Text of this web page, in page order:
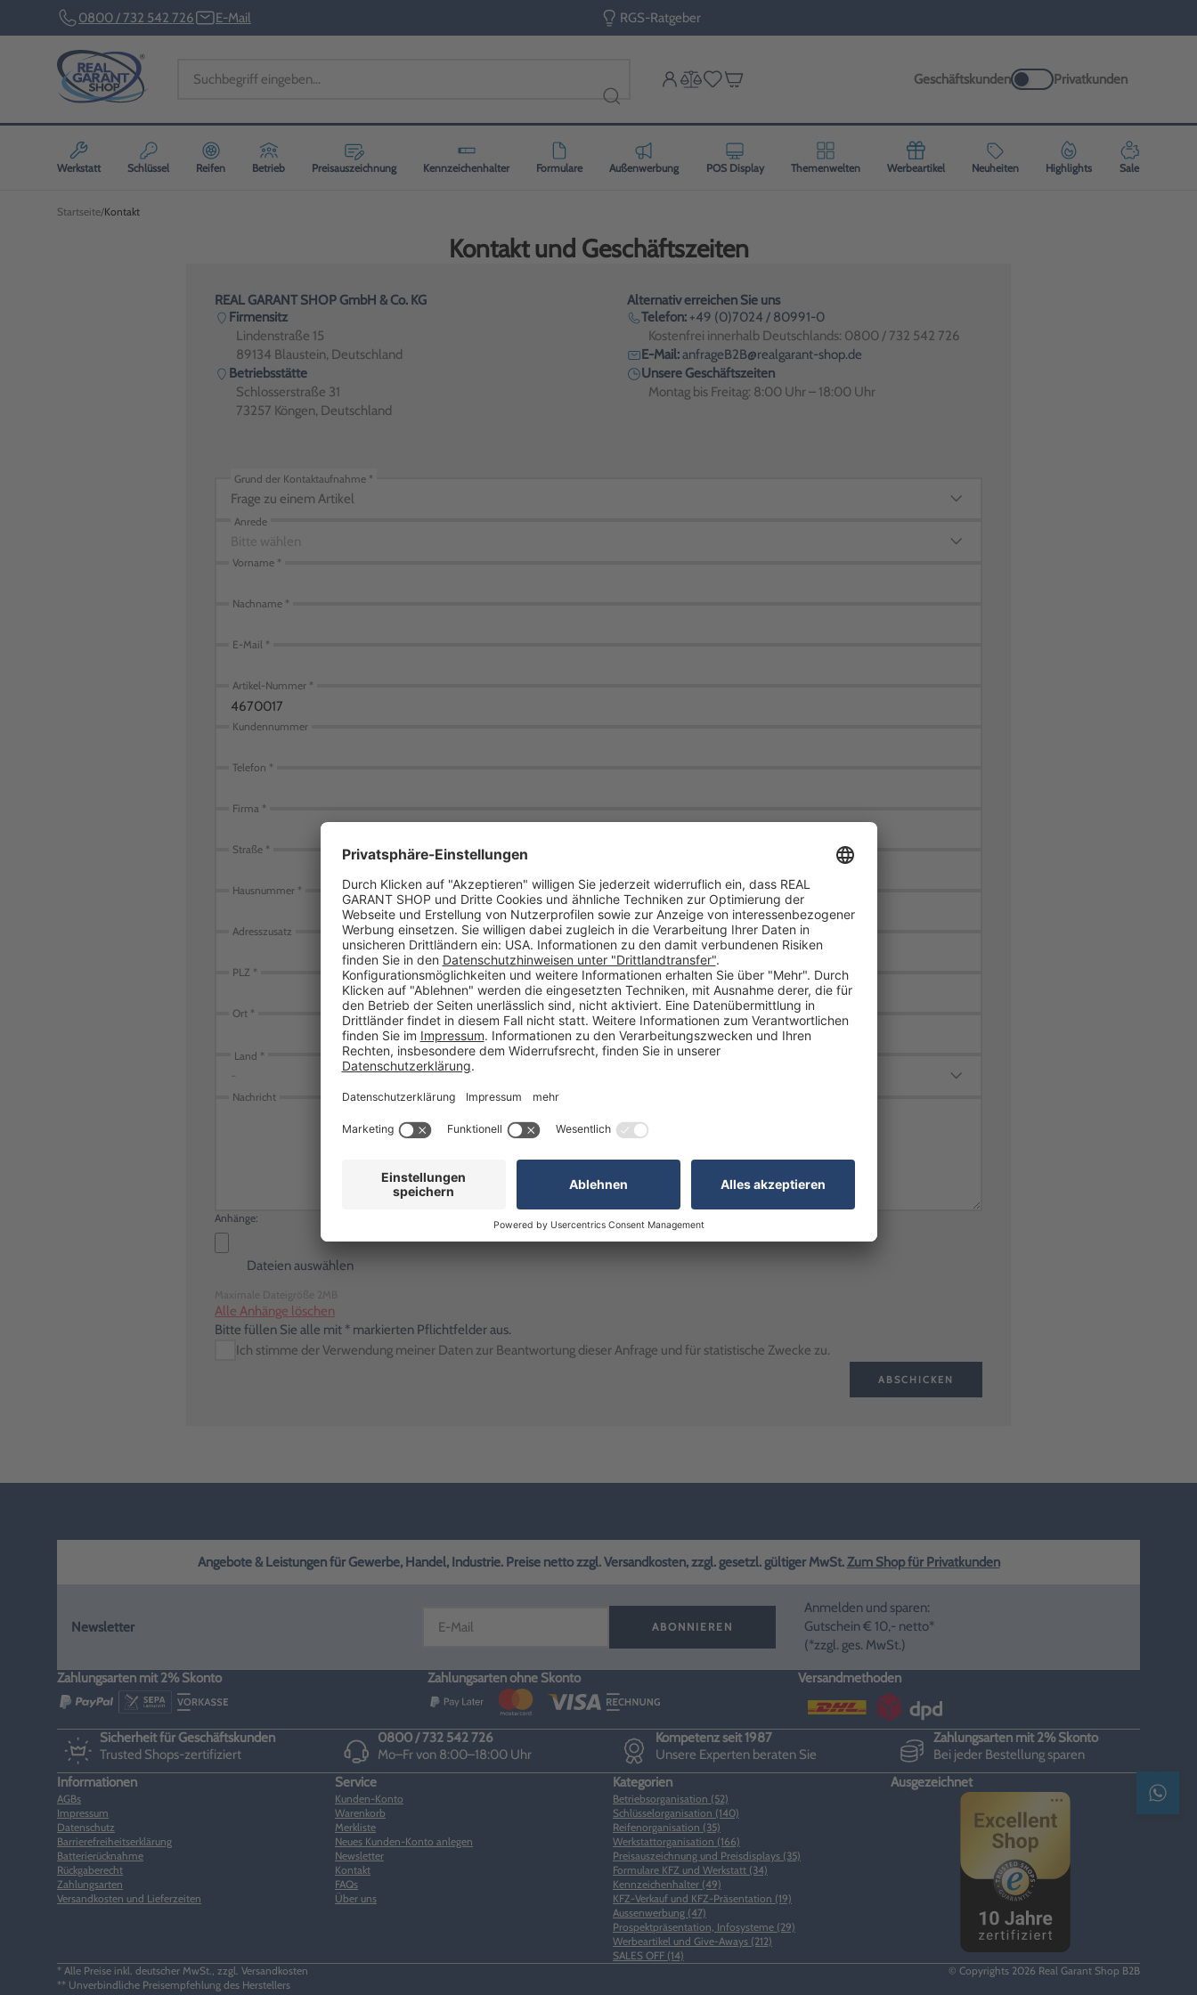
0800 / 732 542 726 E-Mail RGS-Ratgeber
Geschäftskunden Privatkunden
Werkstatt Schlüssel Reifen Betrieb Preisauszeichnung Kennzeichenhalter Formulare Außenwerbung POS Display Themenwelten Werbeartikel Neuheiten Highlights Sale
Startseite Kontakt
Kontakt und Geschäftszeiten
REAL GARANT SHOP GmbH & Co. KG
Firmensitz
Lindenstraße 15
89134 Blaustein, Deutschland
Betriebsstätte
Schlosserstraße 31
73257 Köngen, Deutschland
Alternativ erreichen Sie uns
Telefon: +49 (0)7024 / 80991-0
Kostenfrei innerhalb Deutschlands: 0800 / 732 542 726
E-Mail:anfrageB2B@realgarant-shop.de
Unsere Geschäftszeiten
Montag bis Freitag: 8:00 Uhr – 18:00 Uhr
Grund der Kontaktaufnahme
Frage zu einem Artikel
Anrede
Bitte wählen
Vorname
Nachname
E-Mail
Artikel-Nummer
Kundennummer
Telefon
Firma
Straße
Hausnummer
Adresszusatz
PLZ
Ort
Land
-
Nachricht
Anhänge:
Dateien auswählen
Alle Anhänge löschen
Bitte füllen Sie alle mit * markierten Pflichtfelder aus.
Ich stimme der Verwendung meiner Daten zur Beantwortung dieser Anfrage und für statistische Zwecke zu.
ABSCHICKEN
Angebote & Leistungen für Gewerbe, Handel, Industrie. Preise netto zzgl. Versandkosten, zzgl. gesetzl. gültiger MwSt.Zum Shop für Privatkunden
Newsletter ABONNIEREN
Anmelden und sparen:
Gutschein € 10,- netto*
(*zzgl. ges. MwSt.)
Zahlungsarten mit 2% Skonto Zahlungsarten ohne Skonto Versandmethoden
Sicherheit für Geschäftskunden
Trusted Shops-zertifiziert
0800 / 732 542 726
Mo–Fr von 8:00–18:00 Uhr
Kompetenz seit 1987
Unsere Experten beraten Sie
Zahlungsarten mit 2% Skonto
Bei jeder Bestellung sparen
Informationen
AGBs
Impressum
Datenschutz
Barrierefreiheitserklärung
Batterierücknahme
Rückgaberecht
Zahlungsarten
Versandkosten und Lieferzeiten
Service
Kunden-Konto
Warenkorb
Merkliste
Neues Kunden-Konto anlegen
Newsletter
Kontakt
FAQs
Über uns
Kategorien
Betriebsorganisation (52)
Schlüsselorganisation (140)
Reifenorganisation (35)
Werkstattorganisation (166)
Preisauszeichnung und Preisdisplays (35)
Formulare KFZ und Werkstatt (34)
Kennzeichenhalter (49)
KFZ-Verkauf und KFZ-Präsentation (19)
Aussenwerbung (47)
Prospektpräsentation, Infosysteme (29)
Werbeartikel und Give-Aways (212)
SALES OFF (14)
Ausgezeichnet
* Alle Preise inkl. deutscher MwSt., zzgl. Versandkosten
** Unverbindliche Preisempfehlung des Herstellers
© Copyrights 2026 Real Garant Shop B2B